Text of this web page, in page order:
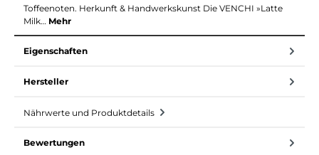
Toffeenoten. Herkunft & Handwerkskunst Die VENCHI »Latte
Milk… Mehr
Eigenschaften
Hersteller
Nährwerte und Produktdetails
Bewertungen